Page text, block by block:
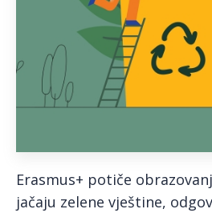
Erasmus+ potiče
jačaju zelene vještine,